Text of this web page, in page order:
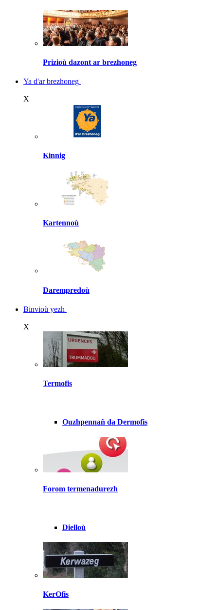
Prizioù dazont ar brezhoneg
Ya d'ar brezhoneg
X
Kinnig
Kartennoù
Darempredoù
Binvioù yezh
X
Termofis
Ouzhpennañ da Dermofis
Forom termenadurezh
Dielloù
KerOfis